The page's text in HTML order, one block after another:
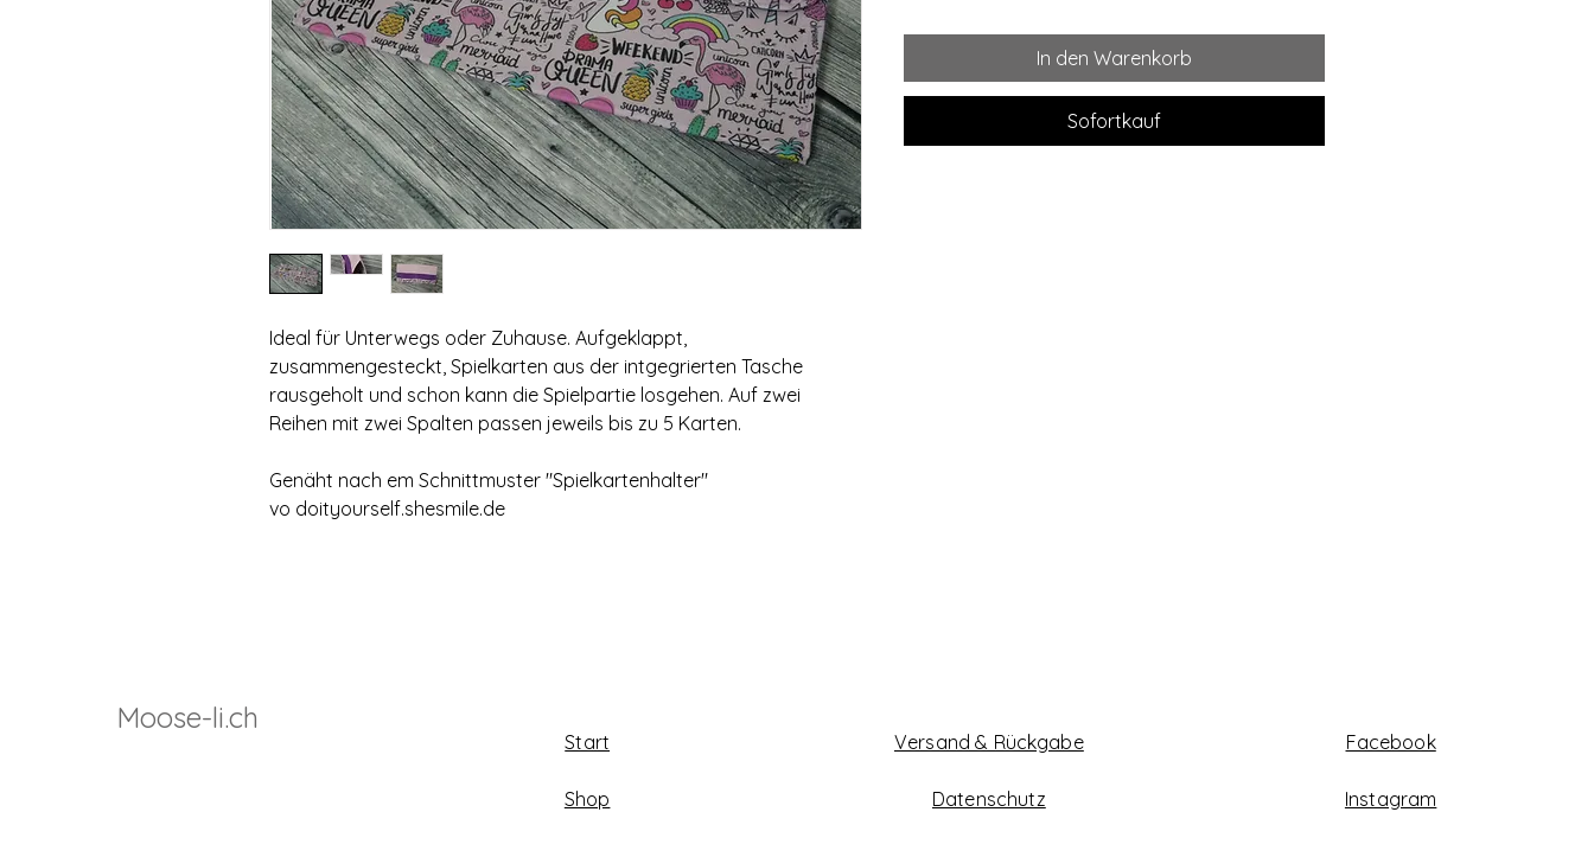
Ideal für Unterwegs oder Zuhause. Aufgeklappt,
zusammengesteckt, Spielkarten aus der intgegrierten Tasche
rausgeholt und schon kann die Spielpartie losgehen. Auf zwei
Reihen mit zwei Spalten passen jeweils bis zu 5 Karten.
Genäht nach em Schnittmuster "Spielkartenhalter"
vo doityourself.shesmile.de
In den Warenkorb
Sofortkauf
Moose-li.ch
Start
Shop
Versand & Rückgabe
Datenschutz
Facebook
Instagram